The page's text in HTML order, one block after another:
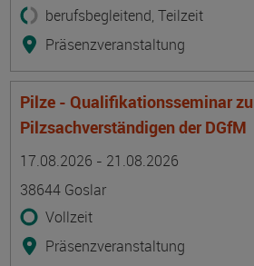
berufsbegleitend, Teilzeit
Präsenzveranstaltung
Pilze - Qualifikationsseminar
Pilzsachverständigen der DGfM
17.08.2026 - 21.08.2026
38644 Goslar
Vollzeit
Präsenzveranstaltung